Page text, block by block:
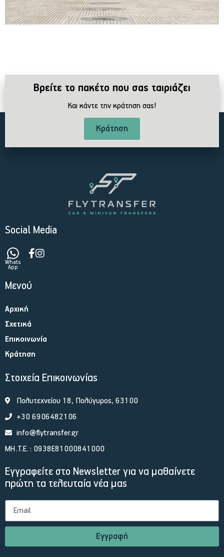
Βρείτε το πακέτο που σας ταιριάζει
Και κάντε την κράτηση σας!
Κράτηση
Social Media
Whats
App
Μενού
Αρχική
Σχετικά
Επικοινωνία
Κράτηση
Στοιχεία Επικοινωνίας
Πολυτεχνείου 18, Πολύγυρος, 63100
+30 6906482106
info@flytransfer.gr
ΜΗ.Τ.Ε. : 0938Ε81000841000
Εγγραφείτε στο Newsletter για να μαθαίνετε
πρώτη τα τελευταία νέα μας
Εγγραφή